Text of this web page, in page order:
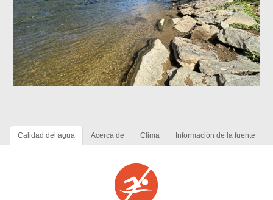
Calidad del agua Acerca de Clima Información de la fuente